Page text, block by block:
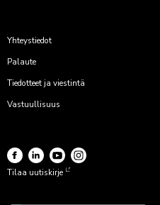
Yhteystiedot
Palaute
Tiedotteet ja viestintä
Vastuullisuus
Tilaa uutiskirje